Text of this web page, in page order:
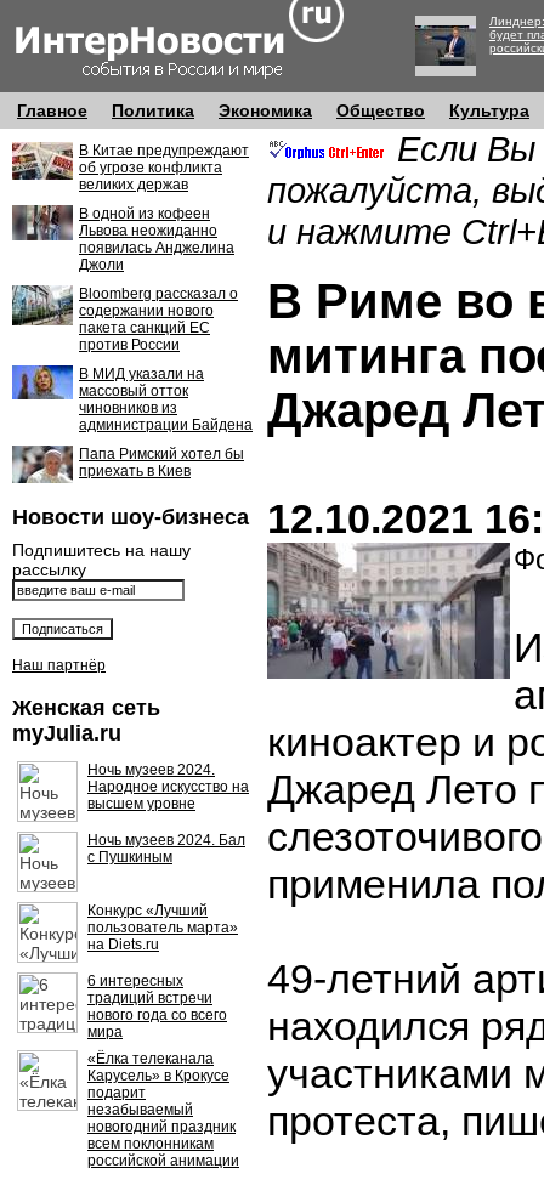
будет
Главное Политика Экономика Общество Культура
В Китае предупреждают
об угрозе конфликта
великих держав
В одной из кофеен
Львова неожиданно
появилась Анджелина
Джоли
Bloomberg рассказал о
содержании нового
пакета санкций ЕС
против России
В МИД указали на
массовый отток
чиновников из
администрации Байдена
Папа Римский хотел бы
приехать в Киев
Новости шоу-бизнеса
Подпишитесь на нашу
рассылку
Наш партнёр
Женская сеть
myJulia.ru
Ночь музеев 2024.
Народное искусство на
высшем уровне
Ночь музеев 2024. Бал
с Пушкиным
Конкурс «Лучший
пользователь марта»
на Diets.ru
6 интересных
традиций встречи
нового года со всего
мира
«Ёлка телеканала
Карусель» в Крокусе
подарит
незабываемый
новогодний праздник
всем поклонникам
российской анимации
Если Вы
пожалуйста,
и нажмите
В Риме во
митинга
Джаред
12.10.2021
киноактер и
Джаред Лето
применила
49-летний
находился
участниками
протеста,